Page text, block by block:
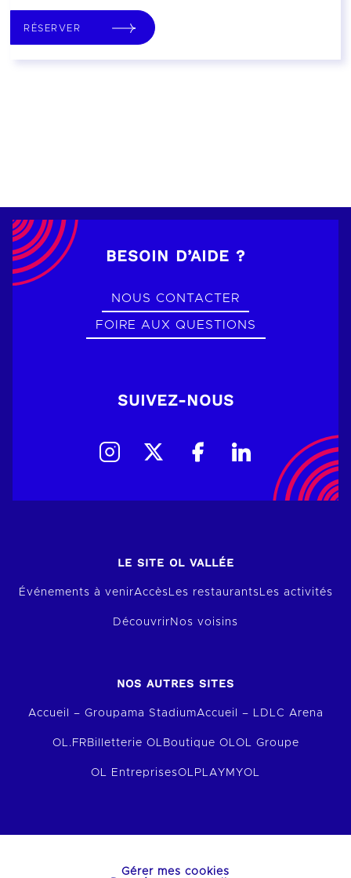
RÉSERVER
BESOIN D’AIDE ?
NOUS CONTACTER
FOIRE AUX QUESTIONS
SUIVEZ-NOUS
LE SITE OL VALLÉE
Événements à venirAccèsLes restaurantsLes activités
Découvrir Nos voisins
NOS AUTRES SITES
Accueil – Groupama StadiumAccueil – LDLC Arena
OL.FR Billetterie OL Boutique OLOL Groupe
OL EntreprisesOLPLAY MYOL
Gérer mes cookies